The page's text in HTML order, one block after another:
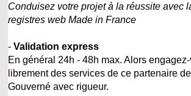
Conduisez votre projet à la réussite avec
registres web Made in France
-Validation express
En général 24h - 48h max. Alors
librement des services de ce partenaire
Gouverné avec rigueur.